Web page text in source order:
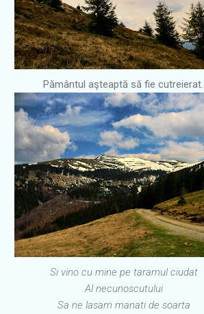
Pământul aşteaptă să fie cutreierat..
Si vino cu mine pe taramul ciudat
Al necunoscutului
Sa ne lasam manati de soarta